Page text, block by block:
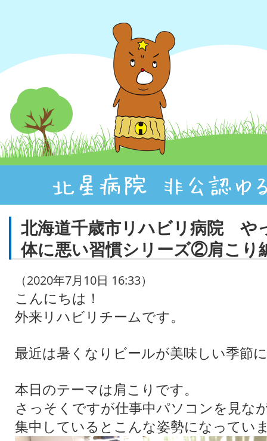
北海道千歳市リハビリ病院 や
体に悪い習慣シリーズ②肩こり
（2020年7月10日 16:33）
こんにちは！
外来リハビリチームです。
最近は暑くなりビールが美味しい季節
本日のテーマは肩こりです。
さっそくですが仕事中パソコンを見な
集中しているとこんな姿勢になってい